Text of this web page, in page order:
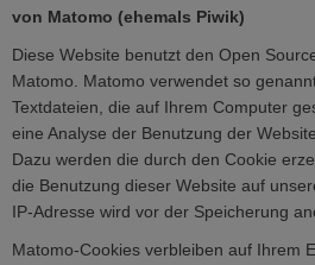
von Matomo (ehemals Piwik)
Diese Website benutzt den Open
Matomo. Matomo verwendet so
Textdateien, die auf Ihrem Computer
eine Analyse der Benutzung der
Dazu werden die durch den Cookie
die Benutzung dieser Website auf
IP-Adresse wird vor der Speicherung
Matomo-Cookies verbleiben auf Ihrem